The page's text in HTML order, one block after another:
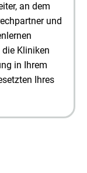
an dem
und
Kliniken
in Ihrem
Ihres